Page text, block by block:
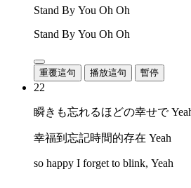
Stand By You Oh Oh
Stand By You Oh Oh
重覆這句 播放這句 暫停
22
瞬きも忘れるほどの幸せで
幸福到忘記時間的存在 Yeah
so happy I forget to blink, Yeah